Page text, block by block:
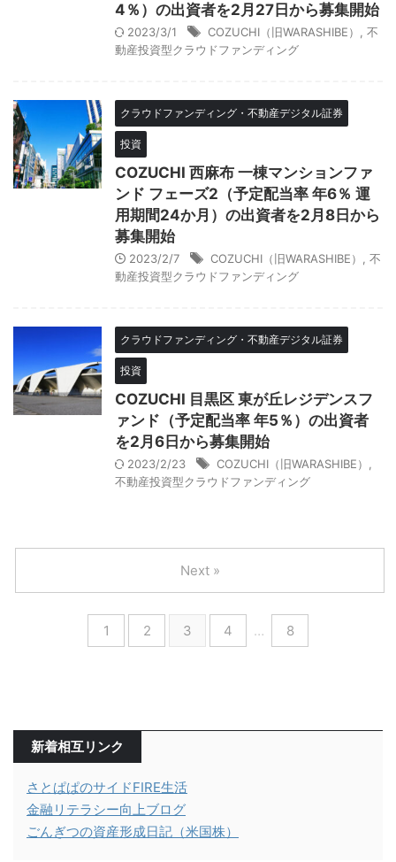
4％）の出資者を2月27日から募集開始
2023/3/1 COZUCHI（旧WARASHIBE）
不
動産投資型クラウドファンディング
クラウドファンディング・不動産デジタル証券
投資
COZUCHI 西麻布 一棟マンションファ
ンド フェーズ2（予定配当率 年6％ 運
用期間24か月）の出資者を2月8日から
募集開始
2023/2/7 COZUCHI（旧WARASHIBE）
不
動産投資型クラウドファンディング
クラウドファンディング・不動産デジタル証券
投資
COZUCHI 目黒区 東が丘レジデンスフ
ァンド（予定配当率 年5％）の出資者
を2月6日から募集開始
2023/2/23 COZUCHI（旧WARASHIBE）
不動産投資型クラウドファンディング
1 2 3 4 … 8
Next »
新着相互リンク
さとぱぱのサイドFIRE生活
金融リテラシー向上ブログ
ごんぎつの資産形成日記（米国株）